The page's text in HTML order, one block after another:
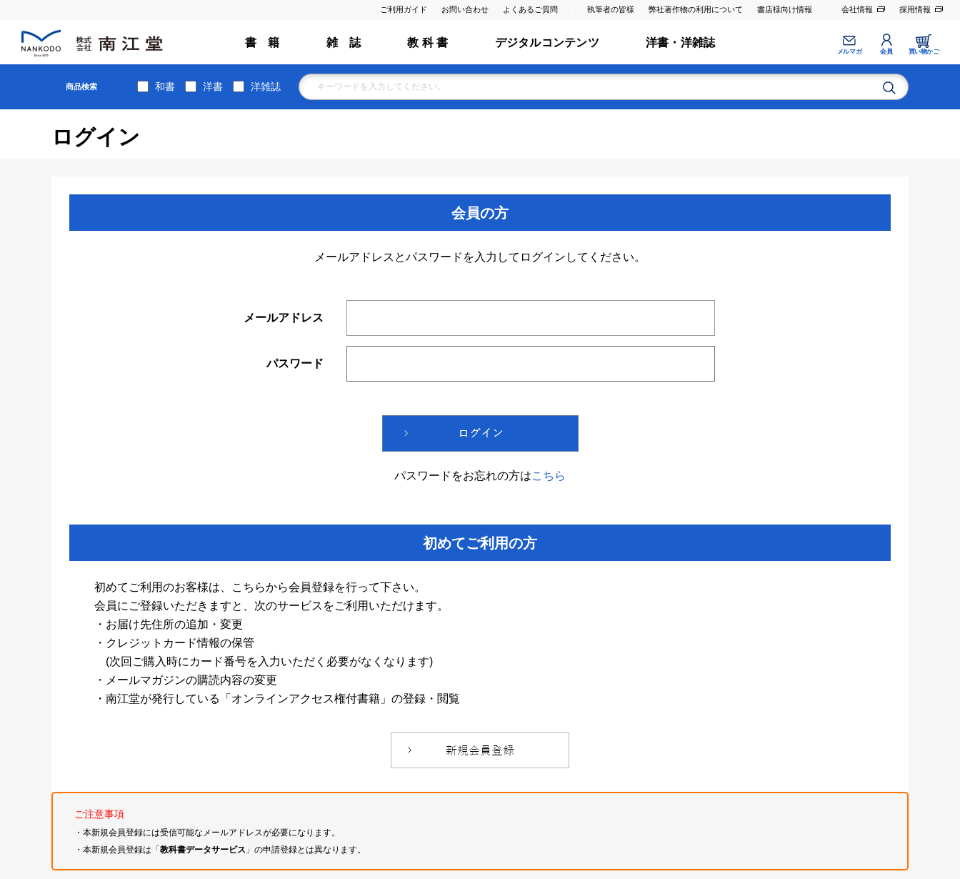
ご利用ガイド お問い合わせ よくあるご質問 執筆者の皆様 弊社著作物の利用について 書店様向け情報 会社情報 採用情報
書 籍 雑 誌 教 科 書 デジタルコンテンツ 洋書・洋雑誌
メルマガ 会員 買い物かご
商品検索 和書 洋書 洋雑誌
ログイン
会員の方
メールアドレスとパスワードを入力してログインしてください。
メールアドレス
パスワード
パスワードをお忘れの方はこちら
初めてご利用の方
初めてご利用のお客様は、こちらから会員登録を行って下さい。
会員にご登録いただきますと、次のサービスをご利用いただけます。
・お届け先住所の追加・変更
・クレジットカード情報の保管
(次回ご購入時にカード番号を入力いただく必要がなくなります)
・メールマガジンの購読内容の変更
・南江堂が発行している「オンラインアクセス権付書籍」の登録・閲覧
ご注意事項
・本新規会員登録には受信可能なメールアドレスが必要になります。
・本新規会員登録は「教科書データサービス 」の申請登録とは異なります。